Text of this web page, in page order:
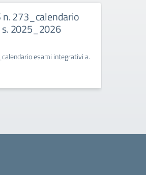
n. 273_calendario
2025_2026
esami integrativi a.